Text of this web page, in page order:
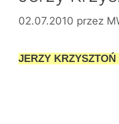
02.07.2010 przez
JERZY KRZYSZTOŃ